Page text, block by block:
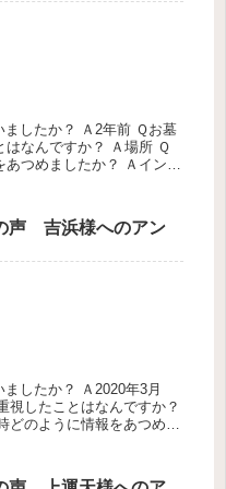
したか？ Ａ2年前 Ｑお墓
なんですか？ Ａ場所 Ｑ
つめましたか？ Ａインタ
声 吉浜様へのアン
したか？ Ａ2020年3月
視したことはなんですか？
どのように情報をあつめま